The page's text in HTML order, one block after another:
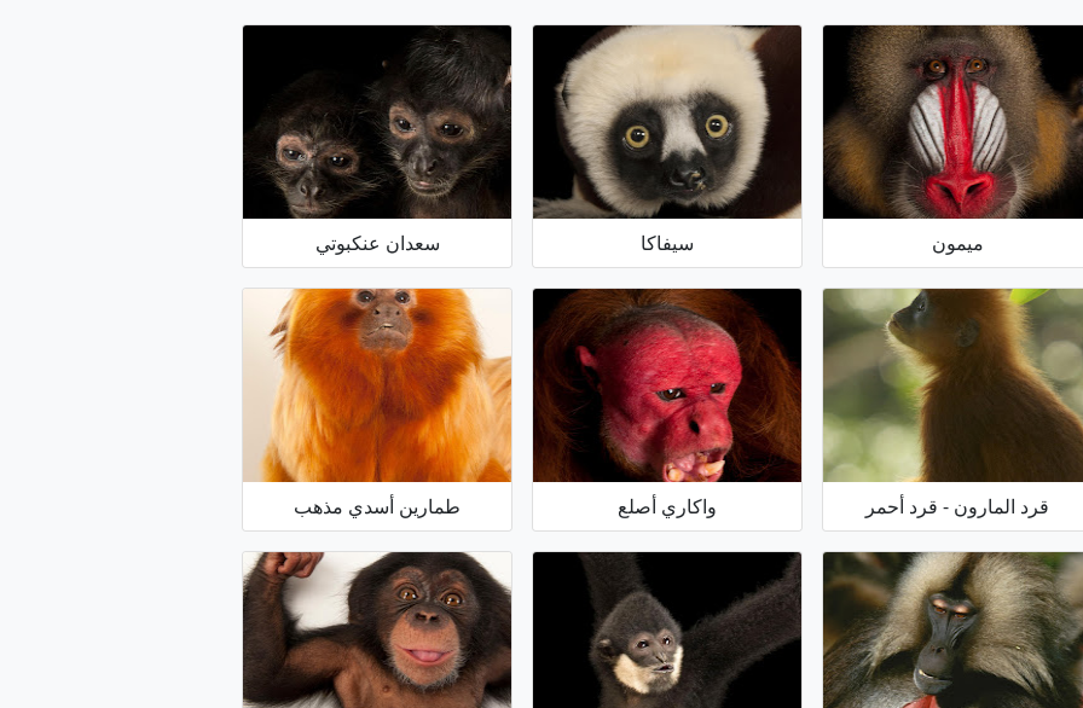
ميمون سيفاكا سعدان عنكبوتي
قرد المارون - قرد أحمر واكاري أصلع طمارين أسدي مذهب